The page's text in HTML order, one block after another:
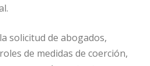
solicitud de abogados,
de medidas de coerción,